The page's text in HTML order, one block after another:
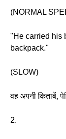
(NORMAL
"He carried his
backpack."
(SLOW)
वह अपनी किताबें,
2.